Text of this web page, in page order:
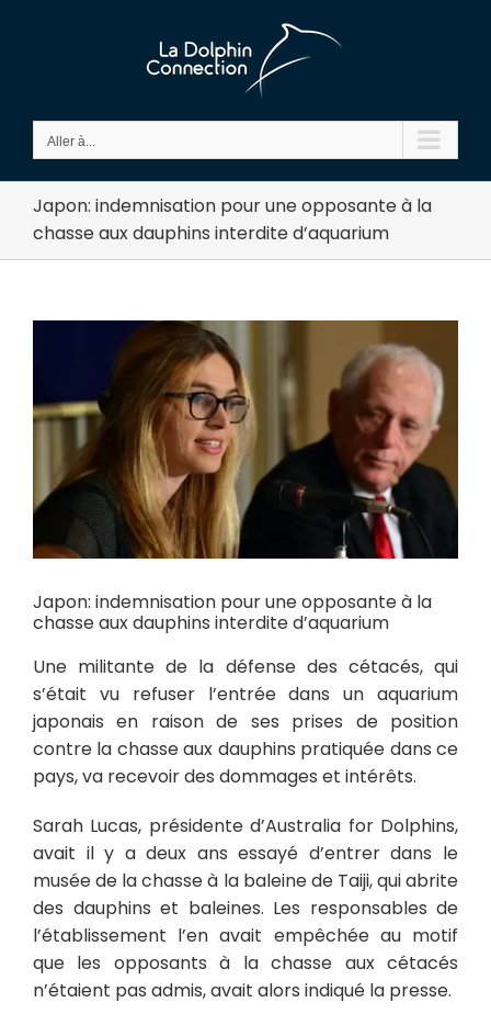
Aller à...
Japon: indemnisation pour une opposante à la
chasse aux dauphins interdite d’aquarium
Japon: indemnisation pour une opposante à la
chasse aux dauphins interdite d’aquarium
Une militante de la défense des cétacés, qui
s’était vu refuser l’entrée dans un aquarium
japonais en raison de ses prises de position
contre la chasse aux dauphins pratiquée dans ce
pays, va recevoir des dommages et intérêts.
Sarah Lucas, présidente d’Australia for Dolphins,
avait il y a deux ans essayé d’entrer dans le
musée de la chasse à la baleine de Taiji, qui abrite
des dauphins et baleines. Les responsables de
l’établissement l’en avait empêchée au motif
que les opposants à la chasse aux cétacés
n’étaient pas admis, avait alors indiqué la presse.